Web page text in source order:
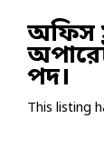
অফিস
পদ।
This listing